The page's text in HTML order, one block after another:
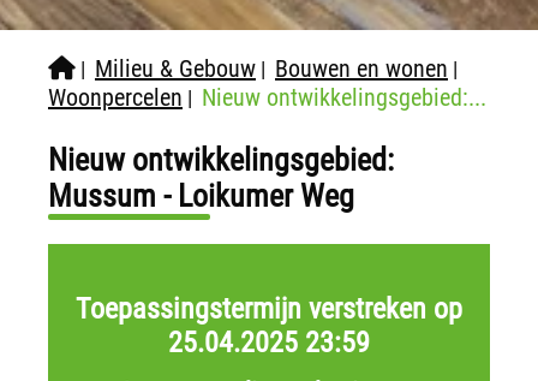
| Milieu & Gebouw | Bouwen en wonen |
Woonpercelen | Nieuw ontwikkelingsgebied:...
Nieuw ontwikkelingsgebied:
Mussum - Loikumer Weg
Toepassingstermijn verstreken op
25.04.2025 23:59